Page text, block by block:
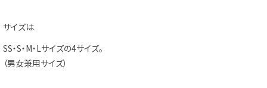
サイズは
SS・S・M・Lサイズの4サイズ。
（男女兼用サイズ）